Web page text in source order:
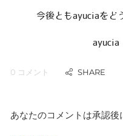
今後ともayuciaをど
ayucia
0 コメント
あなたのコメントは承認後